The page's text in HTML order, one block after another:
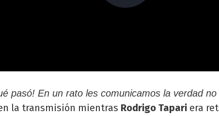
pasó! En un rato les comunicamos la verdad
la transmisión mientras Rodrigo Tapari era